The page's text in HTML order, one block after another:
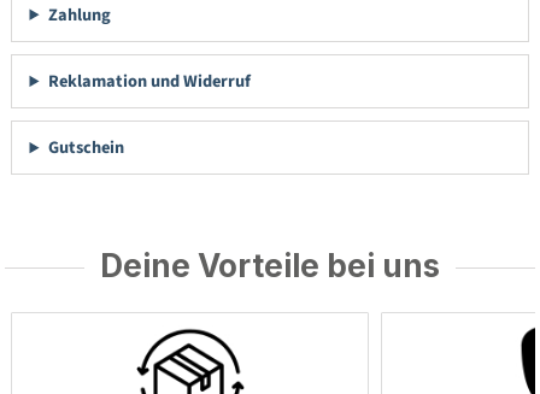
Zahlung
Reklamation und Widerruf
Gutschein
Deine Vorteile bei uns